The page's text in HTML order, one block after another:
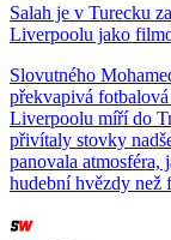
Salah je v Turecku
Liverpoolu jako
Slovutného
překvapivá
Liverpoolu míří do
přivítaly stovky
panovala atmosféra,
hudební hvězdy než